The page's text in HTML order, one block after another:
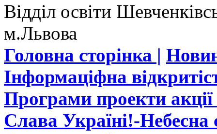
Відділ освіти
м.Львова
Головна сторінка |
Інформаціфна
Програми проекти
Слава Україні!-Небесна